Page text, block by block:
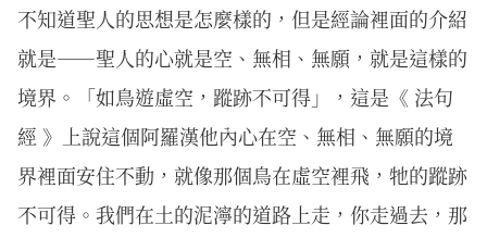
不知道聖人的思想是怎麼樣的，但是經論裡面的介紹
就是——聖人的心就是空、無相、無願，就是這樣的
境界。「如鳥遊虛空，蹤跡不可得」，這是《 法句
經 》上說這個阿羅漢他內心在空、無相、無願的境
界裡面安住不動，就像那個鳥在虛空裡飛，牠的蹤跡
不可得。我們在土的泥濘的道路上走，你走過去，那